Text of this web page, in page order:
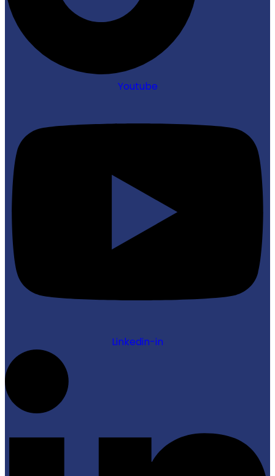
Youtube
Linkedin-in